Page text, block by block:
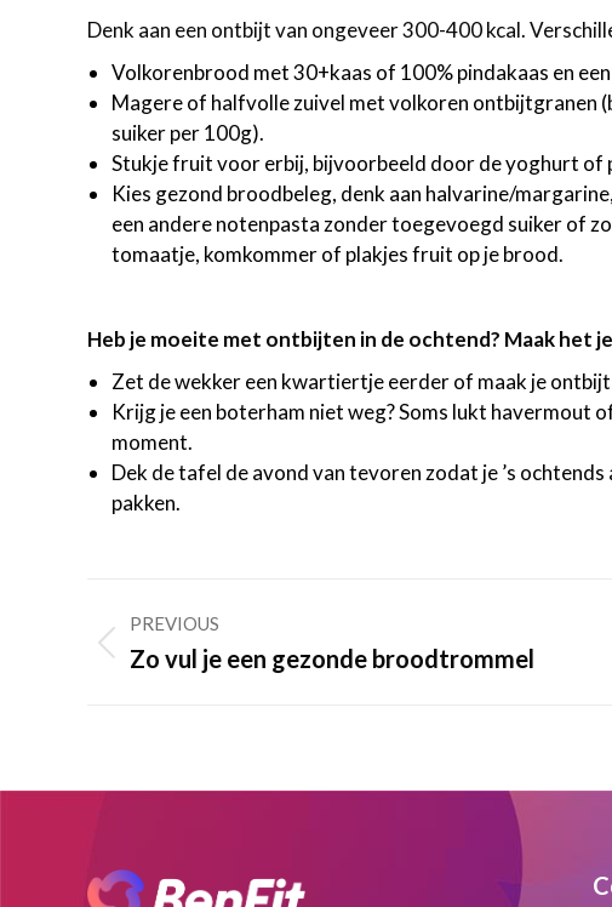
Denk aan een ontbijt van ongeveer 300-400 kcal.
Volkorenbrood met 30+kaas of 100% pindakaas en
Magere of halfvolle zuivel met volkoren ontbijtgranen
suiker per 100g).
Stukje fruit voor erbij, bijvoorbeeld door de yoghurt of
Kies gezond broodbeleg, denk aan halvarine/
een andere notenpasta zonder toegevoegd suiker of
tomaatje, komkommer of plakjes fruit op je brood.
Heb je moeite met ontbijten in de ochtend? Maak het
Zet de wekker een kwartiertje eerder of maak je
Krijg je een boterham niet weg? Soms lukt
moment.
Dek de tafel de avond van tevoren zodat je ’s
pakken.
navigation
PREVIOUS
Previous
Zo vul je een gezonde broodtrommel